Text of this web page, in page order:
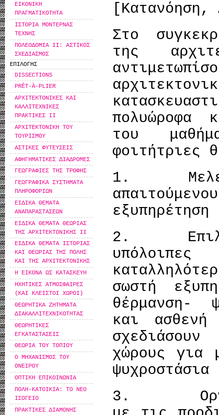
ΕΙΚΟΝΙΚΗ
ΠΡΑΓΜΑΤΙΚΟΤΗΤΑ
ΙΣΤΟΡΙΑ ΜΟΝΤΕΡΝΑΣ
ΤΕΧΝΗΣ
ΠΟΛΕΟΔΟΜΙΑ ΙΙ: ΑΣΤΙΚΟΣ
ΣΧΕΔΙΑΣΜΟΣ
ΕΠΙΛΟΓΗΣ
DISSECTIONS
PRÊT-À-PLIER
ΑΡΧΙΤΕΚΤΟΝΙΚΕΣ ΚΑΙ
ΚΑΛΛΙΤΕΧΝΙΚΕΣ
ΠΡΑΚΤΙΚΕΣ ΙΙ
ΑΡΧΙΤΕΚΤΟΝΙΚΗ ΤΟΥ
ΤΟΥΡΙΣΜΟΥ
ΑΣΤΙΚΕΣ ΦΥΤΕΥΣΕΙΣ
ΑΦΗΓΗΜΑΤΙΚΕΣ ΔΙΑΔΡΟΜΕΣ
ΓΕΩΓΡΑΦΙΕΣ ΤΗΣ ΤΡΟΦΗΣ
ΓΕΩΓΡΑΦΙΚΑ ΣΥΣΤΗΜΑΤΑ
ΠΛΗΡΟΦΟΡΙΩΝ
ΕΙΔΙΚΑ ΘΕΜΑΤΑ
ΑΝΑΠΑΡΑΣΤΑΣΕΩΝ
ΕΙΔΙΚΑ ΘΕΜΑΤΑ ΘΕΩΡΙΑΣ
ΤΗΣ ΑΡΧΙΤΕΚΤΟΝΙΚΗΣ ΙΙ
ΕΙΔΙΚΑ ΘΕΜΑΤΑ ΙΣΤΟΡΙΑΣ
ΚΑΙ ΘΕΩΡΙΑΣ ΤΗΣ ΠΟΛΗΣ
ΚΑΙ ΤΗΣ ΑΡΧΙΤΕΚΤΟΝΙΚΗΣ
Η ΕΙΚΟΝΑ ΩΣ ΚΑΤΑΣΚΕΥΗ
ΗΧΗΤΙΚΕΣ ΑΤΜΟΣΦΑΙΡΕΣ
(ΚΑΙ ΚΛΕΙΣΤΟΙ ΧΩΡΟΙ)
ΘΕΩΡΗΤΙΚΑ ΖΗΤΗΜΑΤΑ
ΔΙΑΚΑΛΛΙΤΕΧΝΙΚΟΤΗΤΑΣ
ΘΕΩΡΗΤΙΚΕΣ
ΕΓΚΑΤΑΣΤΑΣΕΙΣ
ΘΕΩΡΙΑ ΤΟΥ ΤΟΠΙΟΥ
Ο ΜΗΧΑΝΙΣΜΟΣ ΤΟΥ
ΟΝΕΙΡΟΥ
ΟΠΤΙΚΗ ΕΠΙΚΟΙΝΩΝΙΑ
ΠOΛΗ-ΚΑΤΟΙΚΙΑ: ΤΟ ΝΕΟ
ΙΣΟΓΕΙΟ
ΠΡΑΚΤΙΚΕΣ ΔΙΑΜΟΝΗΣ
Στο
της
πολυώροφα
του
φοιτήτριες
1.
2.
σωστή
θέρμανση-
και ασθενή
χώρους για
3.